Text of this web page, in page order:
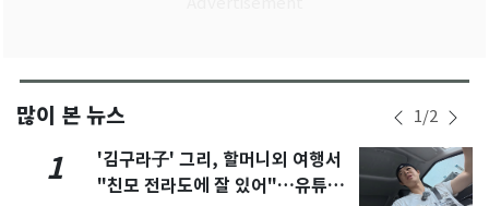
많이 본 뉴스 1/2
1
'김구라子' 그리, 할머니외 여행서
"친모 전라도에 잘 있어"…유튜브